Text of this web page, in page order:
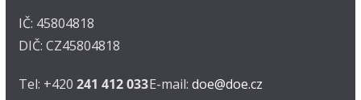
IČ: 45804818
DIČ: CZ45804818
Tel: +420 241 412 033E-mail: doe@doe.cz